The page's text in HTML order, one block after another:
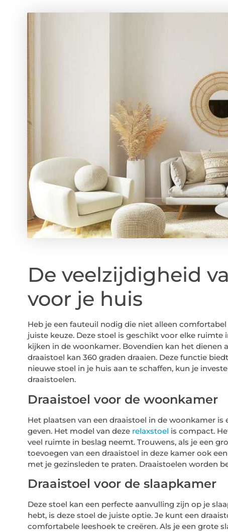
De veelzijdigheid
voor je huis
Heb je een fauteuil nodig die niet alleen
juiste keuze. Deze stoel is geschikt voor elke
kijken in de woonkamer. Bovendien kan het dienen
draaistoel kan 360 graden draaien. Deze functie
nieuwe stoel in je huis aan te schaffen, kun je
draaistoelen.
Draaistoel voor de woonkamer
Het plaatsen van een draaistoel in de woonkamer
geven. Het model van dezerelaxstoel is compact.
veel ruimte in beslag neemt. Trouwens, als je een
toevoegen van een draaistoel in deze kamer ook
met je gezinsleden te praten. Draaistoelen worden
Draaistoel voor de slaapkamer
Deze stoel kan een perfecte aanvulling zijn op je
hebt, is deze stoel de juiste optie. Je kunt een
comfortabele leeshoek te creëren. Als je een grote